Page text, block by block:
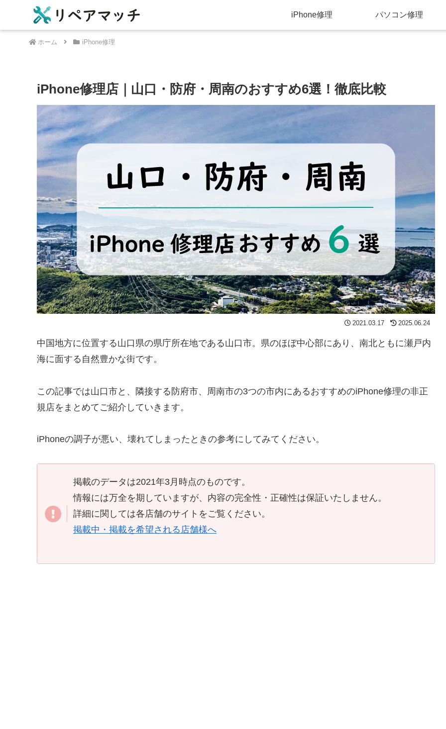
iPhone修理 パソコン修理
ホーム iPhone修理
iPhone修理店｜山口・防府・周南のおすすめ6選！徹底比較
2021.03.17 2025.06.24
中国地方に位置する山口県の県庁所在地である山口市。県のほぼ中心部にあり、南北ともに瀬戸内
海に面する自然豊かな街です。
この記事では山口市と、隣接する防府市、周南市の3つの市内にあるおすすめのiPhone修理の非正
規店をまとめてご紹介していきます。
iPhoneの調子が悪い、壊れてしまったときの参考にしてみてください。
掲載のデータは2021年3月時点のものです。
情報には万全を期していますが、内容の完全性・正確性は保証いたしません。
詳細に関しては各店舗のサイトをご覧ください。
掲載中・掲載を希望される店舗様へ